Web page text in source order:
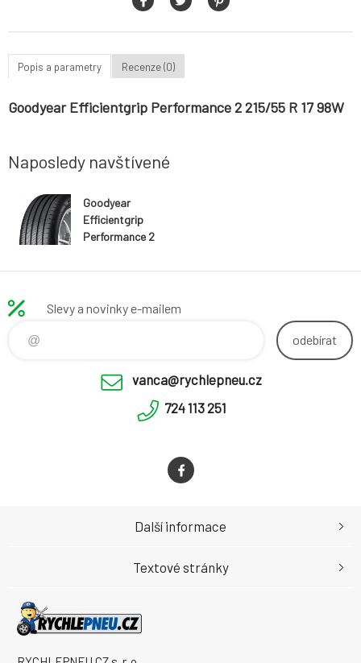
Popis a parametry Recenze (0)
Goodyear Efficientgrip Performance 2 215/55 R 17 98W
Naposledy navštívené
Goodyear
Efficientgrip
Performance 2
98W
Slevy a novinky e-mailem
odebírat
vanca@rychlepneu.cz
724 113 251
Další informace
Textové stránky